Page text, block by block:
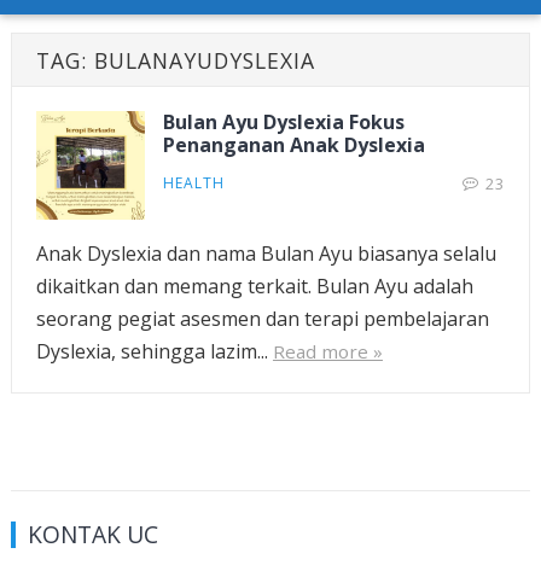
TAG: BULANAYUDYSLEXIA
Bulan Ayu Dyslexia Fokus
Penanganan Anak Dyslexia
HEALTH 23
Anak Dyslexia dan nama Bulan Ayu biasanya selalu
dikaitkan dan memang terkait. Bulan Ayu adalah
seorang pegiat asesmen dan terapi pembelajaran
Dyslexia, sehingga lazim... Read more »
KONTAK UC